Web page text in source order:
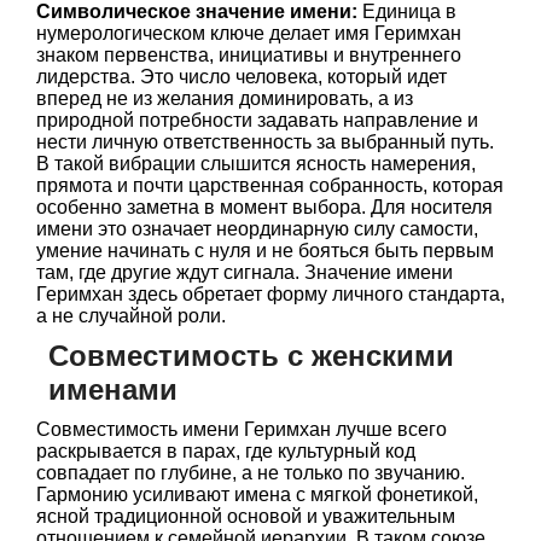
Символическое значение имени: Единица в
нумерологическом ключе делает имя Геримхан
знаком первенства, инициативы и внутреннего
лидерства. Это число человека, который идет
вперед не из желания доминировать, а из
природной потребности задавать направление и
нести личную ответственность за выбранный путь.
В такой вибрации слышится ясность намерения,
прямота и почти царственная собранность, которая
особенно заметна в момент выбора. Для носителя
имени это означает неординарную силу самости,
умение начинать с нуля и не бояться быть первым
там, где другие ждут сигнала. Значение имени
Геримхан здесь обретает форму личного стандарта,
а не случайной роли.
Совместимость с женскими
именами
Совместимость имени Геримхан лучше всего
раскрывается в парах, где культурный код
совпадает по глубине, а не только по звучанию.
Гармонию усиливают имена с мягкой фонетикой,
ясной традиционной основой и уважительным